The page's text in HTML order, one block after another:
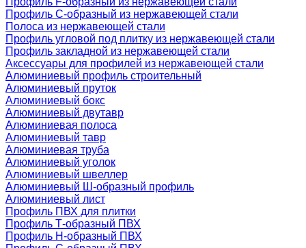
Профиль C-образный из нержавеющей стали
Полоса из нержавеющей стали
Профиль угловой под плитку из нержавеющей стали
Профиль закладной из нержавеющей стали
Аксессуары для профилей из нержавеющей стали
Алюминиевый профиль строительный
Алюминиевый пруток
Алюминиевый бокс
Алюминиевый двутавр
Алюминиевая полоса
Алюминиевый тавр
Алюминиевая труба
Алюминиевый уголок
Алюминиевый швеллер
Алюминиевый Ш-образный профиль
Алюминиевый лист
Профиль ПВХ для плитки
Профиль Т-образный ПВХ
Профиль H-образный ПВХ